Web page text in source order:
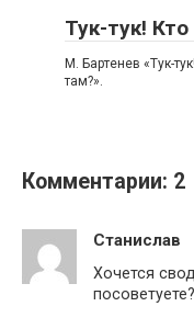
Тук-тук!
М. Бартенев «Тук-
там?».
Комментарии: 2
Станислав
Хочется
посоветуете?